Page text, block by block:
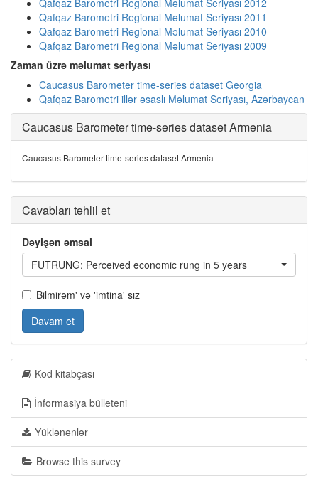
Qafqaz Barometri Regional Məlumat Seriyası 2012
Qafqaz Barometri Regional Məlumat Seriyası 2011
Qafqaz Barometri Regional Məlumat Seriyası 2010
Qafqaz Barometri Regional Məlumat Seriyası 2009
Zaman üzrə məlumat seriyası
Caucasus Barometer time-series dataset Georgia
Qafqaz Barometri illər əsaslı Məlumat Seriyası, Azərbaycan
Caucasus Barometer time-series dataset Armenia
Caucasus Barometer time-series dataset Armenia
Cavabları təhlil et
Dəyişən əmsal
FUTRUNG: Perceived economic rung in 5 years
Bilmirəm' və 'imtina' sız
Davam et
Kod kitabçası
İnformasiya bülleteni
Yüklənənlər
Browse this survey